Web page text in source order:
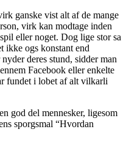
ganske vist alt af de mange
virk kan modtage inden
eller noget. Dog lige stor sa
ikke ogs konstant end
deres stund, sidder man
Facebook eller enkelte
fundet i lobet af alt vilkarli
god del mennesker, ligesom
sporgsmal “Hvordan